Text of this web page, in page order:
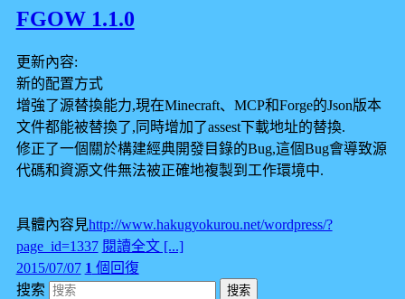
FGOW 1.1.0
更新內容:
新的配置方式
增強了源替換能力,現在Minecraft、MCP和Forge的Json版本
文件都能被替換了,同時增加了assest下載地址的替換.
修正了一個關於構建經典開發目錄的Bug,這個Bug會導致源
代碼和資源文件無法被正確地複製到工作環境中.
具體內容見http://www.hakugyokurou.net/wordpress/?
page_id=1337 閱讀全文 [...]
2015/07/07 1 個回復
搜索